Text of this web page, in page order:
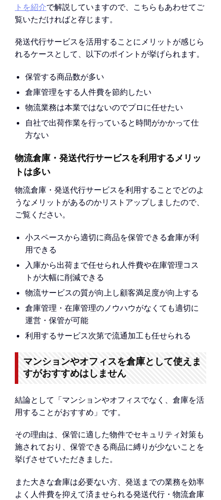
トを紹介で解説していますので、こちらもあわせてご
覧いただければと存じます。
発送代行サービスを活用することにメリットが感じら
れるケースとして、以下のポイントが挙げられます。
保管する商品数が多い
倉庫管理をする人件費を節約したい
物流業務は本業ではないのでプロに任せたい
自社で出荷作業を行っていると時間がかかって仕
方ない
物流倉庫・発送代行サービスを利用するメリッ
トは多い
物流倉庫・発送代行サービスを利用することでどのよ
うなメリットがあるのかリストアップしましたので、
ご覧ください。
小スペースから適切に商品を保管できる倉庫が利
用できる
入庫から出荷まで任せられ人件費や在庫管理コス
トが大幅に削減できる
物流サービスの質が向上し顧客満足度が向上する
倉庫管理・在庫管理のノウハウがなくても適切に
運営・保管が可能
利用するサービス次第で流通加工も任せられる
マンションやオフィスを倉庫として使えま
すがおすすめはしません
結論として「マンションやオフィスでなく、倉庫を活
用することがおすすめ」です。
その理由は、保管に適した物件でセキュリティ対策も
施されており、保管できる商品に縛りが少ないことを
挙げさせていただきました。
また大きな倉庫は必要ない方、発送までの業務を効率
よく人件費を抑えて済ませられる発送代行・物流倉庫